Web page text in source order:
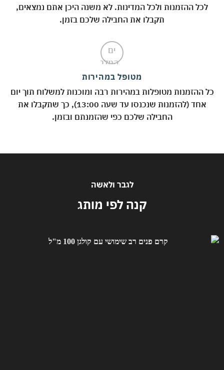
לכל ההזמנות ולכל המדינות. לא משנה היכן אתם נמצאים,
תקבלו את החבילה שלכם בזמן.
מטופל במהירות
ההזמנות מטופלות במהירות רבה ומוכנות למשלוח תוך יום
אחד (להזמנות שנכנסו עד שעה 13:00), כך שתקבלו את
החבילה שלכם כפי שהזמנתם ובזמן.
לגבר ולאשה
קנה לפי מותג